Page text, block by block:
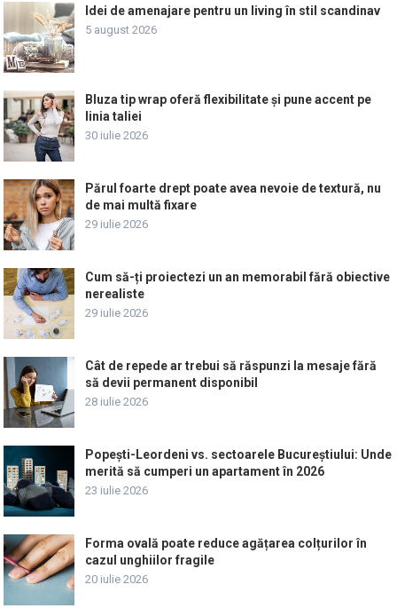
Idei de amenajare pentru un living în stil scandinav
5 august 2026
Bluza tip wrap oferă flexibilitate și pune accent pe
linia taliei
30 iulie 2026
Părul foarte drept poate avea nevoie de textură, nu
de mai multă fixare
29 iulie 2026
Cum să-ți proiectezi un an memorabil fără obiective
nerealiste
29 iulie 2026
Cât de repede ar trebui să răspunzi la mesaje fără
să devii permanent disponibil
28 iulie 2026
Popești-Leordeni vs. sectoarele Bucureștiului: Unde
merită să cumperi un apartament în 2026
23 iulie 2026
Forma ovală poate reduce agățarea colțurilor în
cazul unghiilor fragile
20 iulie 2026